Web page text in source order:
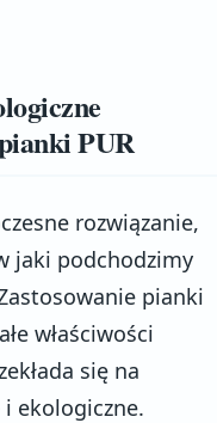
PUR
rozwiązanie,
jaki podchodzimy
pianki
właściwości
się na
i ekologiczne.